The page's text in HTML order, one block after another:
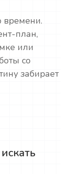
времени.
план,
или
со
забирает